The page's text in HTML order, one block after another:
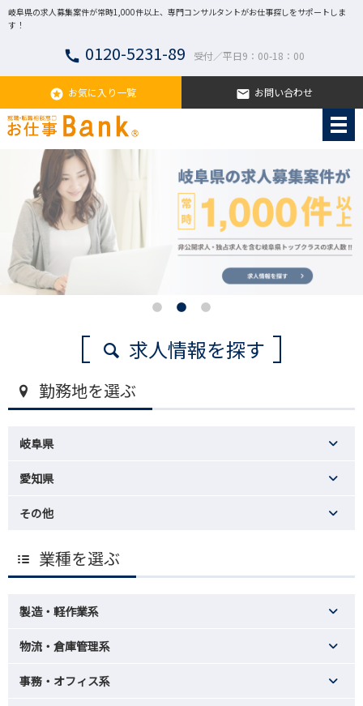
岐阜県の求人募集案件が常時1,000件以上、専門コンサルタントがお仕事探しをサポートしま
す！
call 0120-5231-89 受付／平日9：00-18：00
stars お気に入り一覧 email お問い合わせ
求人情報を探す
勤務地を選ぶ
岐阜県
愛知県
その他
業種を選ぶ
製造・軽作業系
物流・倉庫管理系
事務・オフィス系